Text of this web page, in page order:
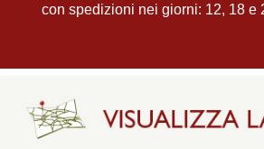
con spedizioni nei giorni: 12, 18 e